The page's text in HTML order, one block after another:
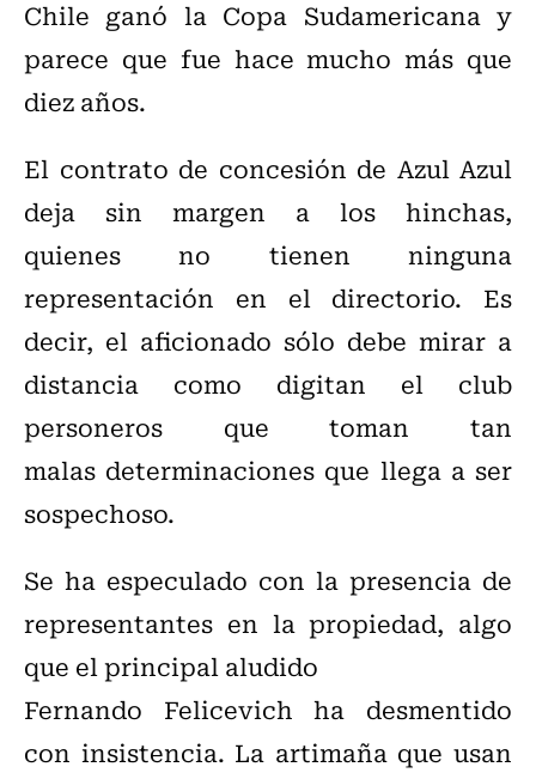
Chile ganó la Copa Sudamericana y
parece que fue hace mucho más que
diez años.
El contrato de concesión de Azul Azul
deja sin margen a los hinchas,
quienes no tienen ninguna
representación en el directorio. Es
decir, el aficionado sólo debe mirar a
distancia como digitan el club
personeros que toman tan
malas determinaciones que llega a ser
sospechoso.
Se ha especulado con la presencia de
representantes en la propiedad, algo
que el principal aludido
Fernando Felicevich ha desmentido
con insistencia. La artimaña que usan